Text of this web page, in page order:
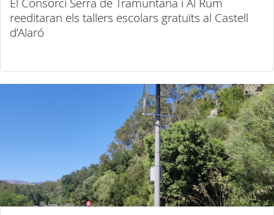
reeditaran els tallers escolars gratuïts al Castell
d’Alaró